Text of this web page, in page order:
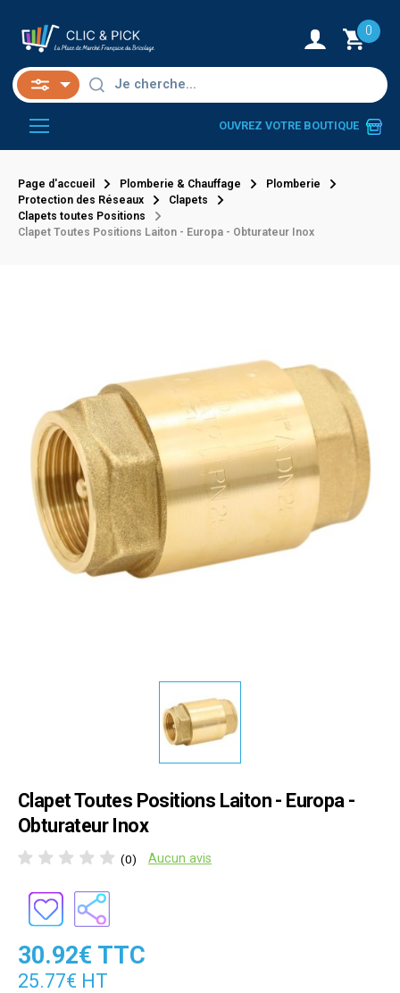
0
OUVREZ VOTRE BOUTIQUE
Page d'accueil Plomberie & Chauffage
Plomberie
Protection des Réseaux
Clapets
Clapets toutes Positions
Clapet Toutes Positions Laiton - Europa - Obturateur Inox
Clapet Toutes Positions Laiton - Europa -
Obturateur Inox
(0) Aucun avis
30.92€ TTC
25.77€ HT